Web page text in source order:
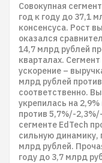
Совокупная
год к году до 37,1
консенсуса. Рост
оказался
14,7 млрд рублей
кварталах.
ускорение –
млрд рублей
соответственно.
укрепилась на
против 5,7%/-
сегменте EdTech
сильную динамику,
млрд рублей.
году до 3,7 млрд